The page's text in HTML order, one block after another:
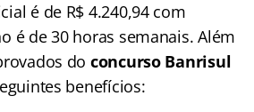
é de R$ 4.240,94 com
é de 30 horas semanais. Além
do concurso Banrisul
benefícios: